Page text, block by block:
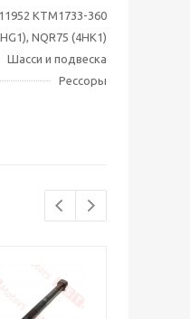
KTM1733-360
NQR75 (4HK1)
Шасси и подвеска
Рессоры